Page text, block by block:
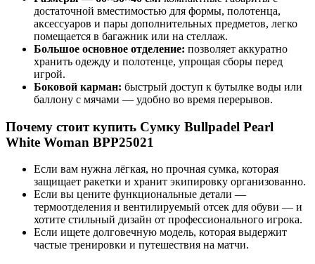
достаточной вместимостью для формы, полотенца,
аксессуаров и пары дополнительных предметов, легко
помещается в багажник или на стеллаж.
Большое основное отделение: позволяет аккуратно
хранить одежду и полотенце, упрощая сборы перед
игрой.
Боковой карман: быстрый доступ к бутылке воды или
баллону с мячами — удобно во время перерывов.
Почему стоит купить Сумку Bullpadel Pearl
White Woman BPP25021
Если вам нужна лёгкая, но прочная сумка, которая
защищает ракетки и хранит экипировку организованно.
Если вы цените функциональные детали —
термоотделения и вентилируемый отсек для обуви — и
хотите стильный дизайн от профессионального игрока.
Если ищете долговечную модель, которая выдержит
частые тренировки и путешествия на матчи.